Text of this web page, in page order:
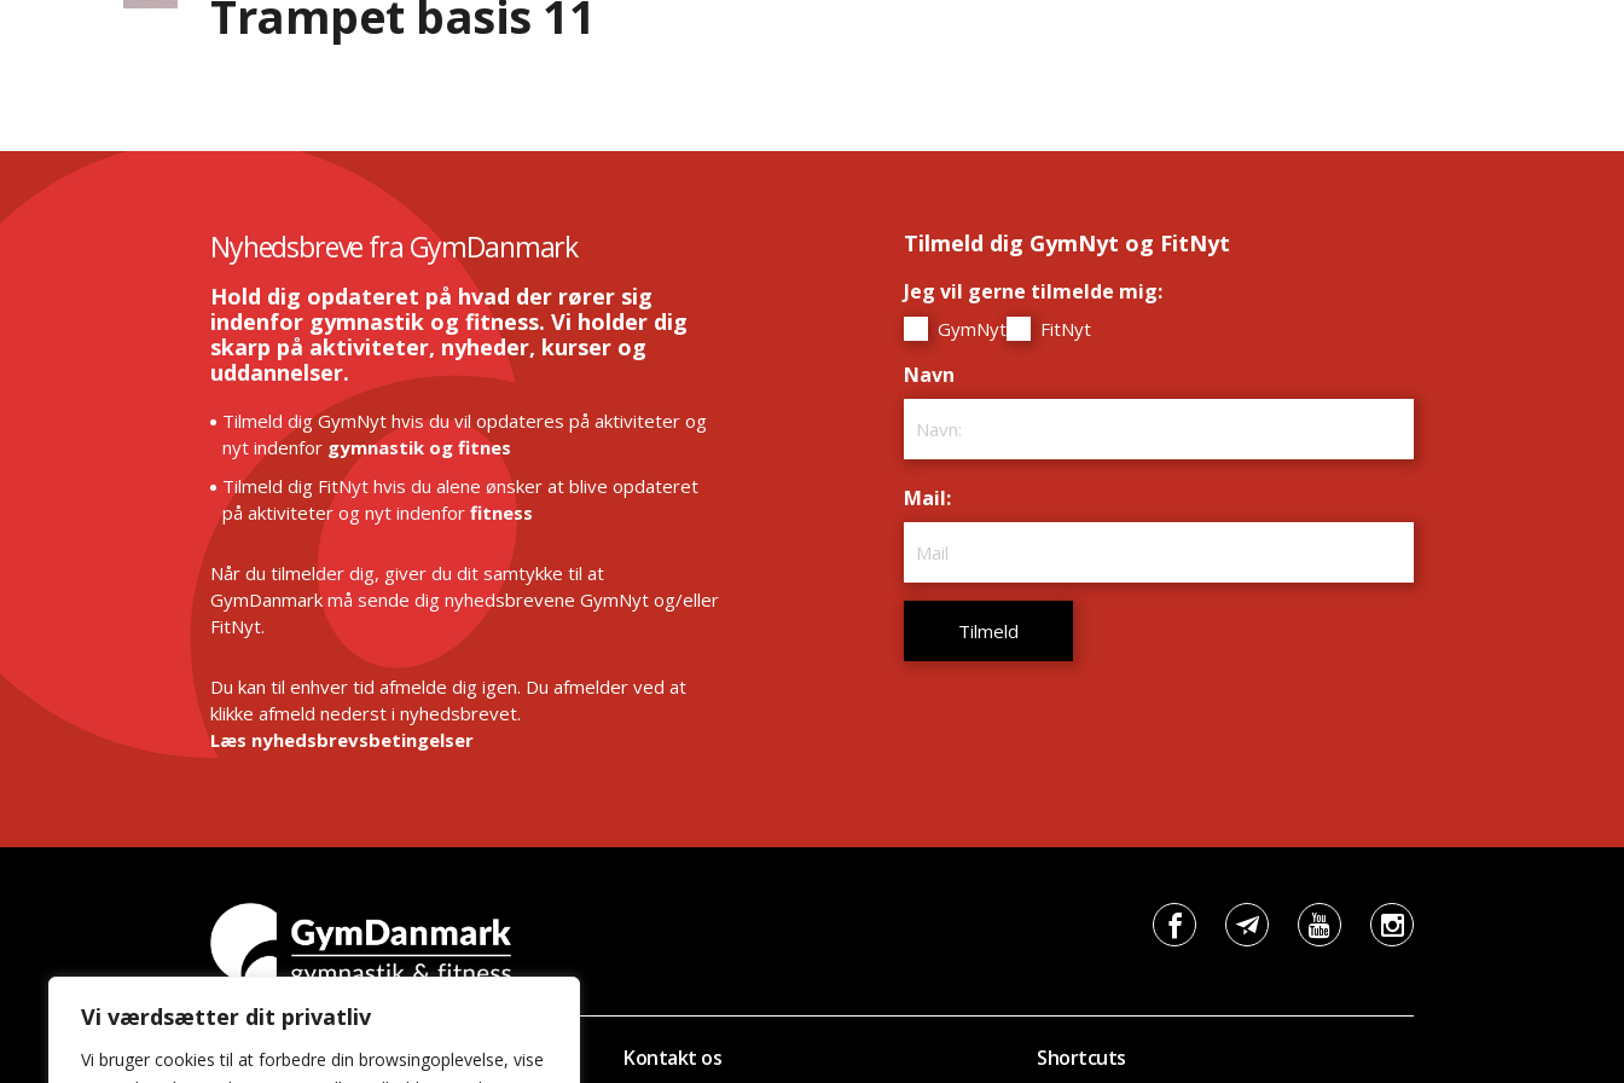
Vi værdsætter dit privatliv
Vi bruger cookies til at forbedre din browsingoplevelse, vise
Trampet basis 11
Nyhedsbreve fra GymDanmark
Hold dig opdateret på hvad der rører sig
indenfor gymnastik og fitness. Vi holder dig
skarp på aktiviteter, nyheder, kurser og
uddannelser.
Tilmeld dig GymNyt hvis du vil opdateres på aktiviteter og
nyt indenfor gymnastik og fitnes
Tilmeld dig FitNyt hvis du alene ønsker at blive opdateret
på aktiviteter og nyt indenfor fitness
Når du tilmelder dig, giver du dit samtykke til at
GymDanmark må sende dig nyhedsbrevene GymNyt og/eller
FitNyt.
Du kan til enhver tid afmelde dig igen. Du afmelder ved at
klikke afmeld nederst i nyhedsbrevet.
Læs nyhedsbrevsbetingelser
Tilmeld dig GymNyt og FitNyt
Jeg vil gerne tilmelde mig:
GymNyt FitNyt
Navn
Mail:
GymDanmark
Kontakt os
Shortcuts